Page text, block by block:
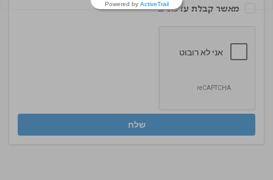
מאשר קבלת עדכונים Powered by ActiveTrail